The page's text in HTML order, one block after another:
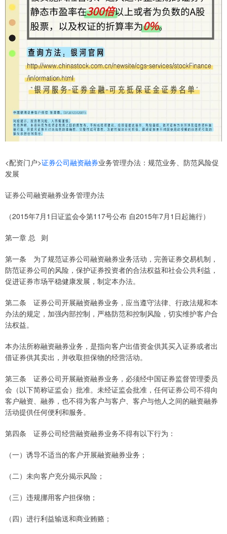
<配资门户>证券公司融资融券业务管理办法：规范业务、防范风险促
发展
证券公司融资融券业务管理办法
（2015年7月1日证监会令第117号公布 自2015年7月1日起施行）
第一章 总 则
第一条 为了规范证券公司融资融券业务活动，完善证券交易机制，
防范证券公司的风险，保护证券投资者的合法权益和社会公共利益，
促进证券市场平稳健康发展，制定本办法。
第二条 证券公司开展融资融券业务，应当遵守法律、行政法规和本
办法的规定，加强内部控制，严格防范和控制风险，切实维护客户合
法权益。
本办法所称融资融券业务，是指向客户出借资金供其买入证券或者出
借证券供其卖出，并收取担保物的经营活动。
第三条 证券公司开展融资融券业务，必须经中国证券监督管理委员
会（以下简称证监会）批准。未经证监会批准，任何证券公司不得向
客户融资、融券，也不得为客户与客户、客户与他人之间的融资融券
活动提供任何便利和服务。
第四条 证券公司经营融资融券业务不得有以下行为：
（一）诱导不适当的客户开展融资融券业务；
（二）未向客户充分揭示风险；
（三）违规挪用客户担保物；
（四）进行利益输送和商业贿赂；